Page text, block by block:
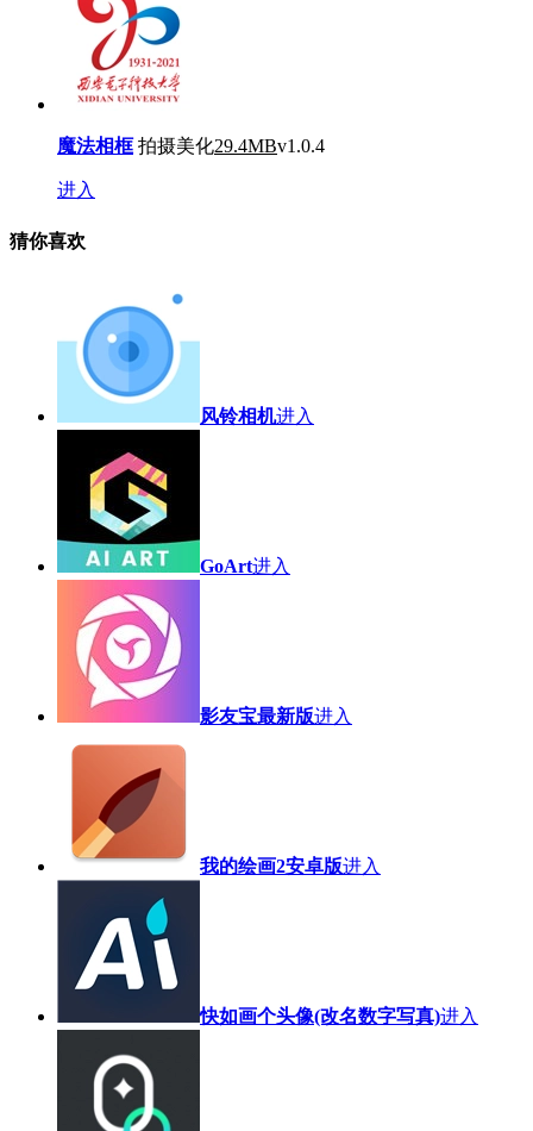
魔法相框 拍摄美化29.4MBv1.0.4
进入
猜你喜欢
风铃相机进入
GoArt进入
影友宝最新版进入
我的绘画2安卓版进入
快如画个头像(改名数字写真)进入